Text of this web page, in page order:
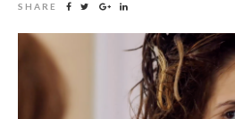
SHARE